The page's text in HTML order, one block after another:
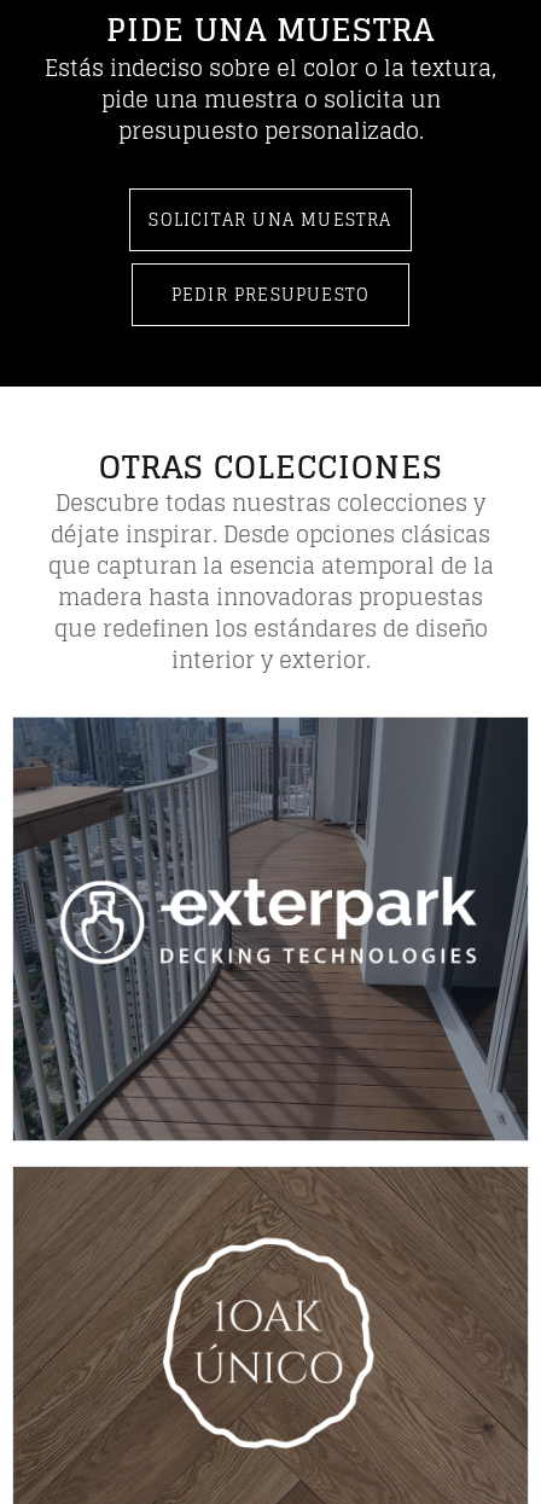
PIDE UNA MUESTRA
Estás indeciso sobre el color o la textura,
pide una muestra o solicita un
presupuesto personalizado.
SOLICITAR UNA MUESTRA
PEDIR PRESUPUESTO
OTRAS COLECCIONES
Descubre todas nuestras colecciones y
déjate inspirar. Desde opciones clásicas
que capturan la esencia atemporal de la
madera hasta innovadoras propuestas
que redefinen los estándares de diseño
interior y exterior.
VER COLECCIÓN
VER COLECCIÓN